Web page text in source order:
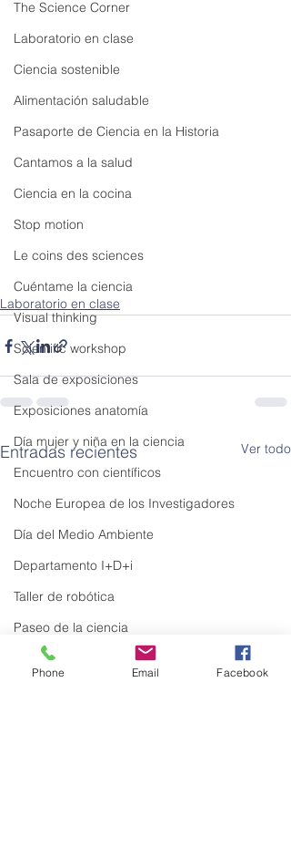
The Science Corner
Laboratorio en clase
Ciencia sostenible
Alimentación saludable
Pasaporte de Ciencia en la Historia
Cantamos a la salud
Ciencia en la cocina
Stop motion
Le coins des sciences
Cuéntame la ciencia
Visual thinking
Scientific workshop
Sala de exposiciones
Exposiciones anatomía
Día mujer y niña en la ciencia
Encuentro con científicos
Noche Europea de los Investigadores
Día del Medio Ambiente
Departamento I+D+i
Taller de robótica
Paseo de la ciencia
Internacional
Laboratorio en clase
Entradas recientes Ver todo
Phone Email Facebook